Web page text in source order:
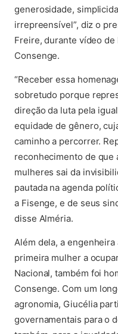
generosidade,
irrepreensível”, diz o
Freire, durante vídeo
Consenge.
“Receber essa
sobretudo porque
direção da luta pela
equidade de gênero,
caminho a percorrer.
reconhecimento de que
mulheres sai da
pautada na agenda
a Fisenge, e de seus
disse Alméria.
Além dela, a
primeira mulher a
Nacional, também foi
Consenge. Com um
agronomia, Giucélia
governamentais para o